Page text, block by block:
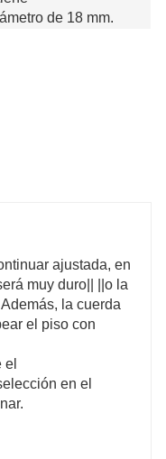
de 18 mm.
no
ajustada, en
muy duro|| ||o la
la cuerda
el piso con
el
en el